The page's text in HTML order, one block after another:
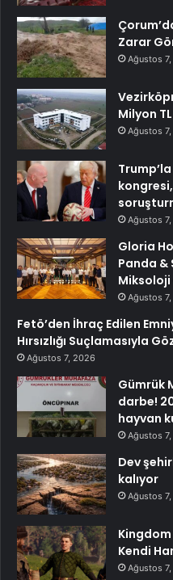
Zarar
Ağustos
Milyon
Ağustos
Trump’la
kongresi,
Ağustos
Gloria
Panda &
Miksoloji
Ağustos
Fetö’den İhraç Edilen
Hırsızlığı Suçlamasıyla
Ağustos 7, 2026
Gümrük
darbe!
hayvan
Ağustos
Dev
kalıyor
Ağustos
Kingdom
Kendi
Ağustos